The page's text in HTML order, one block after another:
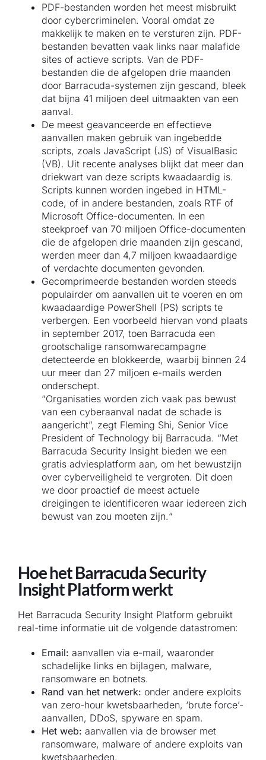
PDF-bestanden worden het meest misbruikt
door cybercriminelen. Vooral omdat ze
makkelijk te maken en te versturen zijn. PDF-
bestanden bevatten vaak links naar malafide
sites of actieve scripts. Van de PDF-
bestanden die de afgelopen drie maanden
door Barracuda-systemen zijn gescand, bleek
dat bijna 41 miljoen deel uitmaakten van een
aanval.
De meest geavanceerde en effectieve
aanvallen maken gebruik van ingebedde
scripts, zoals JavaScript (JS) of VisualBasic
(VB). Uit recente analyses blijkt dat meer dan
driekwart van deze scripts kwaadaardig is.
Scripts kunnen worden ingebed in HTML-
code, of in andere bestanden, zoals RTF of
Microsoft Office-documenten. In een
steekproef van 70 miljoen Office-documenten
die de afgelopen drie maanden zijn gescand,
werden meer dan 4,7 miljoen kwaadaardige
of verdachte documenten gevonden.
Gecomprimeerde bestanden worden steeds
populairder om aanvallen uit te voeren en om
kwaadaardige PowerShell (PS) scripts te
verbergen. Een voorbeeld hiervan vond plaats
in september 2017, toen Barracuda een
grootschalige ransomwarecampagne
detecteerde en blokkeerde, waarbij binnen 24
uur meer dan 27 miljoen e-mails werden
onderschept.
“Organisaties worden zich vaak pas bewust
van een cyberaanval nadat de schade is
aangericht”, zegt Fleming Shi, Senior Vice
President of Technology bij Barracuda. “Met
Barracuda Security Insight bieden we een
gratis adviesplatform aan, om het bewustzijn
over cyberveiligheid te vergroten. Dit doen
we door proactief de meest actuele
dreigingen te identificeren waar iedereen zich
bewust van zou moeten zijn.“
Hoe het Barracuda Security
Insight Platform werkt
Het Barracuda Security Insight Platform gebruikt
real-time informatie uit de volgende datastromen:
Email: aanvallen via e-mail, waaronder
schadelijke links en bijlagen, malware,
ransomware en botnets.
Rand van het netwerk: onder andere exploits
van zero-hour kwetsbaarheden, ‘brute force’-
aanvallen, DDoS, spyware en spam.
Het web: aanvallen via de browser met
ransomware, malware of andere exploits van
kwetsbaarheden.